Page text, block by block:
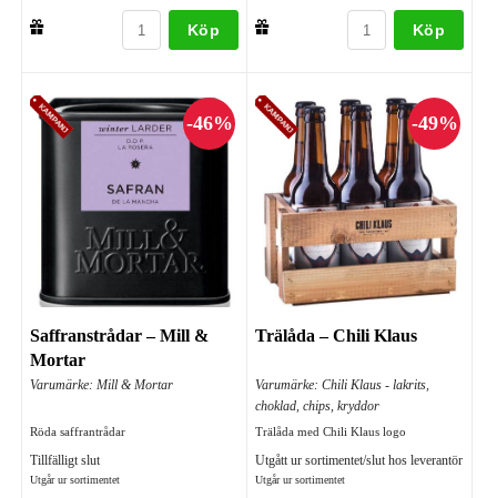
Köp Köp
Saffranstrådar – Mill &
Mortar
Varumärke: Mill & Mortar
Röda saffrantrådar
Tillfälligt slut
Utgår ur sortimentet
Trälåda – Chili Klaus
Varumärke: Chili Klaus - lakrits,
choklad, chips, kryddor
Trälåda med Chili Klaus logo
Utgått ur sortimentet/slut hos leverantör
Utgår ur sortimentet